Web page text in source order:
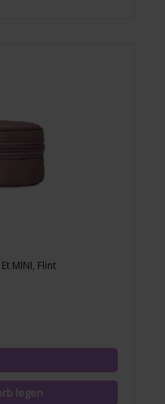
MINI, Flint